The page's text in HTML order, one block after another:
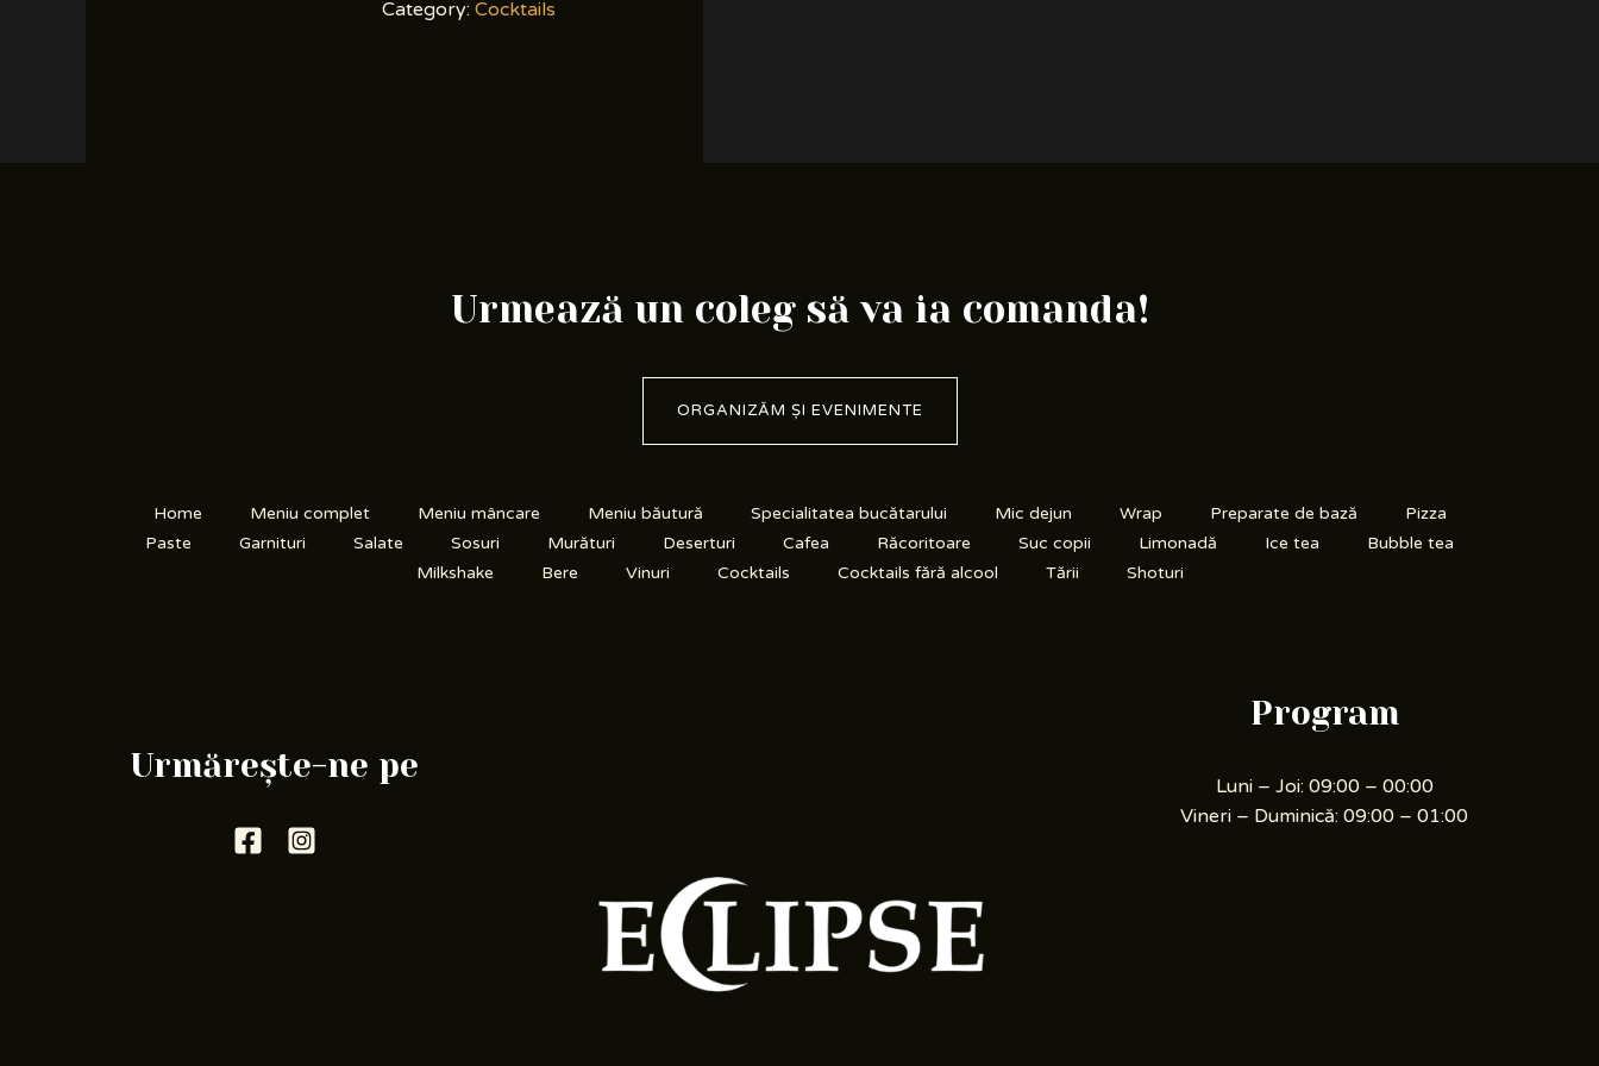
Category:Cocktails
Urmează un coleg să va ia comanda!
ORGANIZĂM ȘI EVENIMENTE
Home Meniu complet Meniu mâncare Meniu băutură Specialitatea bucătarului Mic dejun Wrap Preparate de bază
Pizza
Paste
Garnituri Salate Sosuri Murături Deserturi Cafea Răcoritoare Suc copii Limonadă Ice tea
Bubble tea
Milkshake
Bere Vinuri Cocktails Cocktails fără alcool Tării Shoturi
Urmărește-ne pe
Program
Luni – Joi: 09:00 – 00:00
Vineri – Duminică: 09:00 – 01:00